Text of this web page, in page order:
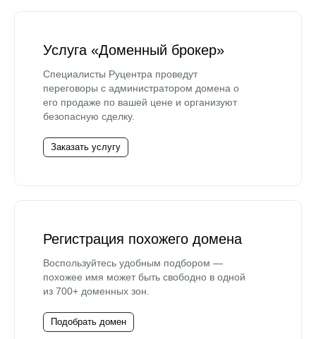
Услуга «Доменный брокер»
Специалисты Руцентра проведут
переговоры с администратором домена о
его продаже по вашей цене и организуют
безопасную сделку.
Заказать услугу
Регистрация похожего домена
Воспользуйтесь удобным подбором —
похожее имя может быть свободно в одной
из 700+ доменных зон.
Подобрать домен